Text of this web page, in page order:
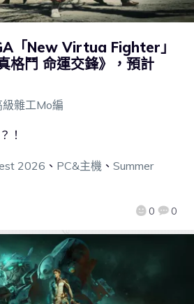
「New Virtua Fighter」
格鬥 命運交鋒》，預計
級雜工Mo編
0 0
！
2026 、 PC&主機、 Summer